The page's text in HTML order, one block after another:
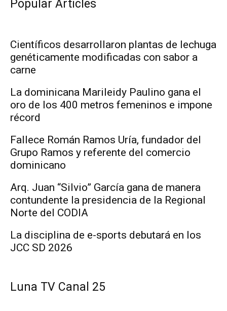
Popular Articles
Científicos desarrollaron plantas de lechuga
genéticamente modificadas con sabor a
carne
La dominicana Marileidy Paulino gana el
oro de los 400 metros femeninos e impone
récord
Fallece Román Ramos Uría, fundador del
Grupo Ramos y referente del comercio
dominicano
Arq. Juan “Silvio” García gana de manera
contundente la presidencia de la Regional
Norte del CODIA
La disciplina de e-sports debutará en los
JCC SD 2026
Luna TV Canal 25